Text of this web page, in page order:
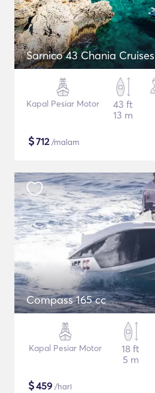
Sarnico 43 Chania Cruises
Kapal Pesiar Motor
43 ft
13 m
$712/malam
Compass 165 cc
Kapal Pesiar Motor
18 ft
5 m
$459 /hari